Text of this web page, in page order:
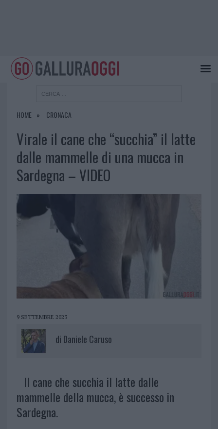
HOME CRONACA
Virale il cane che “succhia” il latte
dalle mammelle di una mucca in
Sardegna – VIDEO
9 SETTEMBRE 2023
di Daniele Caruso
Il cane che succhia il latte dalle
mammelle della mucca, è successo in
Sardegna.